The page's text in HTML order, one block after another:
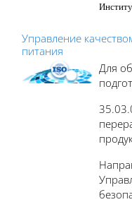
Управление
питания
Для